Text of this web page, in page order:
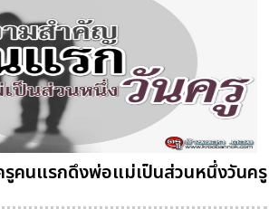
คนแรกดึงพ่อแม่เป็นส่วนหนึ่งวันครู